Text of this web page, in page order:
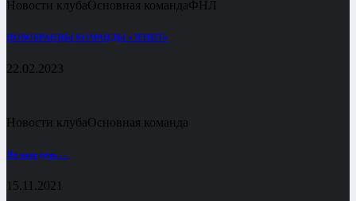
Новости клубаОсновная командаФНЛ
НОВОБРАНЦЫ КОМАНДЫ «ЗЕНИТ»
22.02.2023
Новости клубаОсновная команда
Не наш день …
15.11.2021